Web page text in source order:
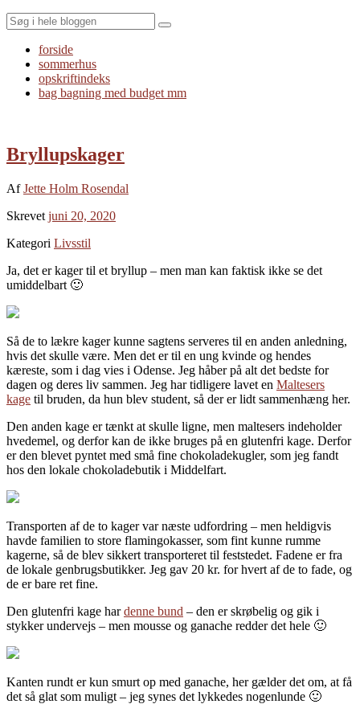
Search
forside
sommerhus
opskriftindeks
bag bagning med budget mm
Bryllupskager
AfJette Holm Rosendal
Skrevet juni 20, 2020
Kategori Livsstil
Ja, det er kager til et bryllup – men man kan faktisk ikke se det
umiddelbart 🙂
Så de to lækre kager kunne sagtens serveres til en anden anledning,
hvis det skulle være. Men det er til en ung kvinde og hendes
kæreste, som i dag vies i Odense. Jeg håber på alt det bedste for
dagen og deres liv sammen. Jeg har tidligere lavet en Maltesers
kage til bruden, da hun blev student, så der er lidt sammenhæng her.
Den anden kage er tænkt at skulle ligne, men maltesers indeholder
hvedemel, og derfor kan de ikke bruges på en glutenfri kage. Derfor
er den blevet pyntet med små fine chokoladekugler, som jeg fandt
hos den lokale chokoladebutik i Middelfart.
Transporten af de to kager var næste udfordring – men heldigvis
havde familien to store flamingokasser, som fint kunne rumme
kagerne, så de blev sikkert transporteret til feststedet. Fadene er fra
de lokale genbrugsbutikker. Jeg gav 20 kr. for hvert af de to fade, og
de er bare ret fine.
Den glutenfri kage hardenne bund – den er skrøbelig og gik i
stykker undervejs – men mousse og ganache redder det hele 🙂
Kanten rundt er kun smurt op med ganache, her gælder det om, at få
det så glat som muligt – jeg synes det lykkedes nogenlunde 🙂